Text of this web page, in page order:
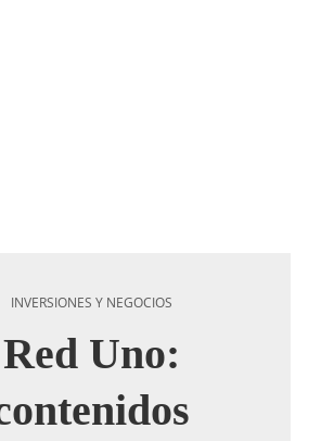
INVERSIONES Y NEGOCIOS
Red Uno: